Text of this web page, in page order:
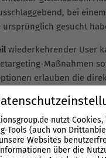
bei
ursprünglich gesucht
wiederkehrender User
Maßnahmen
erlauben die
Nutzer.
darin, diesen
vonConversions
oder einenE-Mail-
nutzt Cookies,
Tools (auch von
Websites
über die